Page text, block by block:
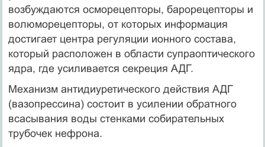
возбуждаются осморецепторы, барорецепторы и
волюморецепторы, от которых информация
достигает центра регуляции ионного состава,
который расположен в области супраоптического
ядра, где усиливается секреция АДГ.
Механизм антидиуретического действия АДГ
(вазопрессина) состоит в усилении обратного
всасывания воды стенками собирательных
трубочек нефрона.